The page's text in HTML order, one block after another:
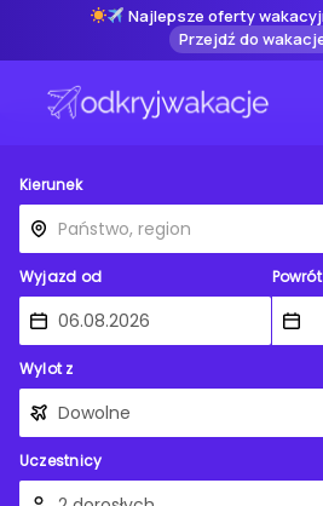
Najlepsze oferty
Przejdź do
Kierunek
Wyjazd od
Wylot z
Uczestnicy